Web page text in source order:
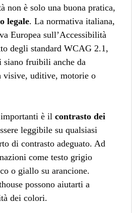
non è solo una buona pratica,
legale. La normativa italiana,
Europea sull’Accessibilità
degli standard WCAG 2.1,
siano fruibili anche da
visive, uditive, motorie o
è il contrasto dei
leggibile su qualsiasi
di contrasto adeguato. Ad
come testo grigio
o giallo su arancione.
possono aiutarti a
dei colori.